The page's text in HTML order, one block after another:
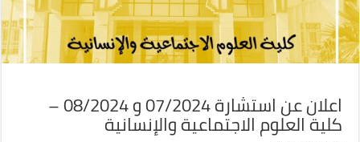
اعلان عن استشارة 07/2024 و 08/2024 –
كلية العلوم الاجتماعية والإنسانية